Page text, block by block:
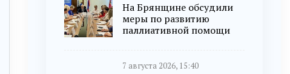
На Брянщине обсудили
меры по развитию
паллиативной помощи
7 августа 2026, 15:40